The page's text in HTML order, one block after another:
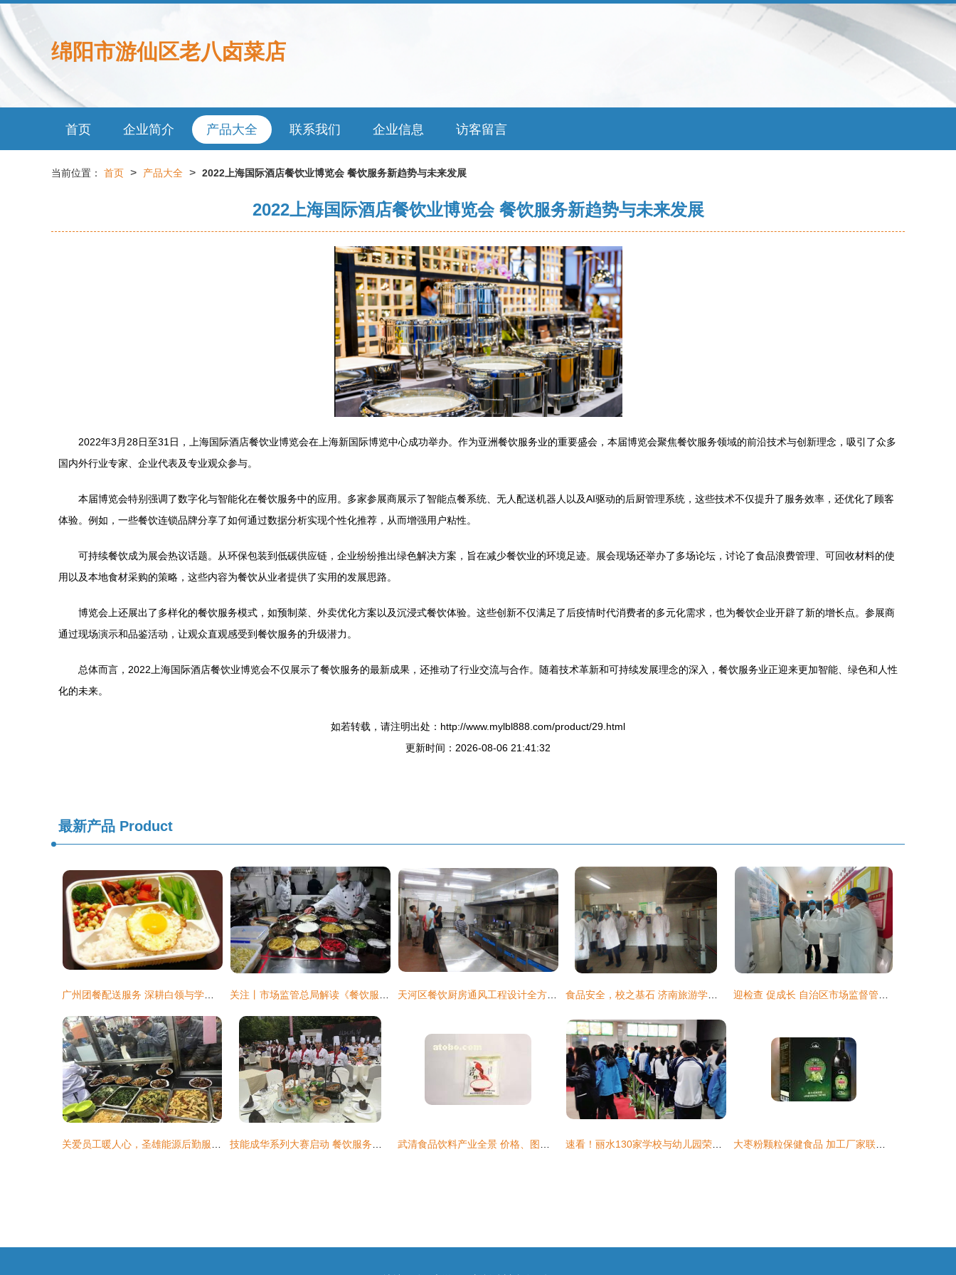
绵阳市游仙区老八卤菜店
首页 企业简介 产品大全 联系我们 企业信息 访客留言
当前位置： 首页 > 产品大全 > 2022上海国际酒店餐饮业博览会 餐饮服务新趋势与未来发展
2022上海国际酒店餐饮业博览会 餐饮服务新趋势与未来发展
2022年3月28日至31日，上海国际酒店餐饮业博览会在上海新国际博览中心成功举办。作为亚洲餐饮服务业的重要盛会，本届博览会聚焦餐饮服务领域的前沿技术与创新理念，吸引了众多
国内外行业专家、企业代表及专业观众参与。
本届博览会特别强调了数字化与智能化在餐饮服务中的应用。多家参展商展示了智能点餐系统、无人配送机器人以及AI驱动的后厨管理系统，这些技术不仅提升了服务效率，还优化了顾客
体验。例如，一些餐饮连锁品牌分享了如何通过数据分析实现个性化推荐，从而增强用户粘性。
可持续餐饮成为展会热议话题。从环保包装到低碳供应链，企业纷纷推出绿色解决方案，旨在减少餐饮业的环境足迹。展会现场还举办了多场论坛，讨论了食品浪费管理、可回收材料的使
用以及本地食材采购的策略，这些内容为餐饮从业者提供了实用的发展思路。
博览会上还展出了多样化的餐饮服务模式，如预制菜、外卖优化方案以及沉浸式餐饮体验。这些创新不仅满足了后疫情时代消费者的多元化需求，也为餐饮企业开辟了新的增长点。参展商
通过现场演示和品鉴活动，让观众直观感受到餐饮服务的升级潜力。
总体而言，2022上海国际酒店餐饮业博览会不仅展示了餐饮服务的最新成果，还推动了行业交流与合作。随着技术革新和可持续发展理念的深入，餐饮服务业正迎来更加智能、绿色和人性
化的未来。
如若转载，请注明出处：http://www.mylbl888.com/product/29.html
更新时间：2026-08-06 21:41:32
最新产品 Product